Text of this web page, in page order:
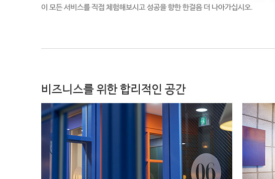
이 모든 서비스를 직접 체험해보시고 성공을 향한 한걸음 더 나아가십시오.
비즈니스를 위한 합리적인 공간